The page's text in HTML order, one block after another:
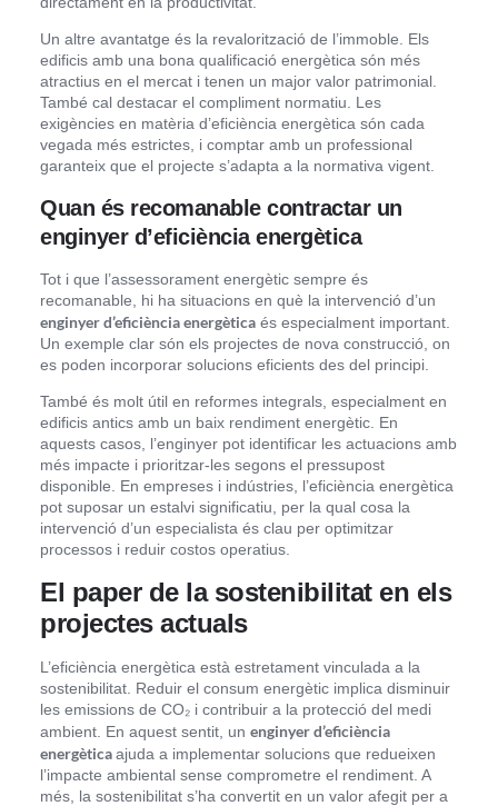
Un altre avantatge és la revalorització de l’immoble. Els
edificis amb una bona qualificació energètica són més
atractius en el mercat i tenen un major valor patrimonial.
També cal destacar el compliment normatiu. Les
exigències en matèria d’eficiència energètica són cada
vegada més estrictes, i comptar amb un professional
garanteix que el projecte s’adapta a la normativa vigent.
Quan és recomanable contractar un
enginyer d’eficiència energètica
Tot i que l’assessorament energètic sempre és
recomanable, hi ha situacions en què la intervenció d’un
enginyer d’eficiència energètica és especialment important.
Un exemple clar són els projectes de nova construcció, on
es poden incorporar solucions eficients des del principi.
També és molt útil en reformes integrals, especialment en
edificis antics amb un baix rendiment energètic. En
aquests casos, l’enginyer pot identificar les actuacions amb
més impacte i prioritzar-les segons el pressupost
disponible. En empreses i indústries, l’eficiència energètica
pot suposar un estalvi significatiu, per la qual cosa la
intervenció d’un especialista és clau per optimitzar
processos i reduir costos operatius.
El paper de la sostenibilitat en els
projectes actuals
L’eficiència energètica està estretament vinculada a la
sostenibilitat. Reduir el consum energètic implica disminuir
les emissions de CO₂ i contribuir a la protecció del medi
ambient. En aquest sentit, unenginyer d’eficiència
energèticaajuda a implementar solucions que redueixen
l’impacte ambiental sense comprometre el rendiment. A
més, la sostenibilitat s’ha convertit en un valor afegit per a